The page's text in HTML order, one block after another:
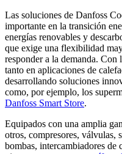
Las soluciones de Danfoss
importante en la transición
energías renovables y
que exige una flexibilidad
responder a la demanda. Con
tanto en aplicaciones de
desarrollando soluciones
como, por ejemplo, los
Danfoss Smart Store.
Equipados con una amplia
otros, compresores, válvulas,
bombas, intercambiadores